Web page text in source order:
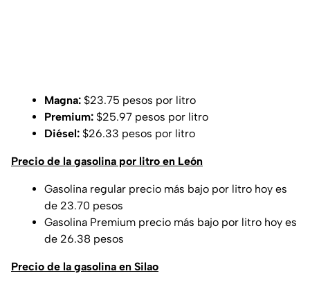
Magna: $23.75 pesos por litro
Premium: $25.97 pesos por litro
Diésel: $26.33 pesos por litro
Precio de la gasolina por litro en León
Gasolina regular precio más bajo por litro hoy es
de 23.70 pesos
Gasolina Premium precio más bajo por litro hoy es
de 26.38 pesos
Precio de la gasolina en Silao